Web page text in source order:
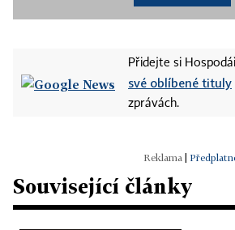
Přidejte si
své oblíbené tituly
zprávách.
Související články